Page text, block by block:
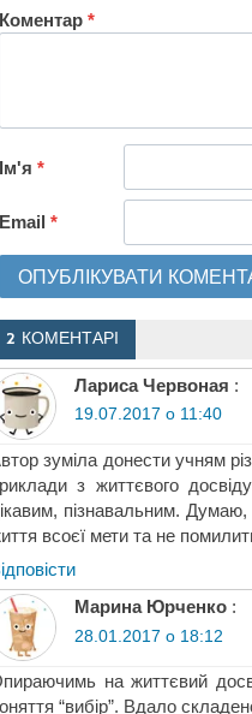
Коментар *
Ім'я *
Email *
2 КОМЕНТАРІ
Лариса Червоная :
19.07.2017 о 11:40
зуміла донести учням
з життєвого
пізнавальним.
всоєї мети та не
Марина Юрченко :
28.01.2017 о 18:12
на життєвий
“вибір”. Вдало